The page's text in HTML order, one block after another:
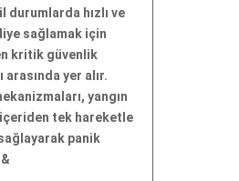
durumlarda hızlı ve
sağlamak için
kritik güvenlik
arasında yer alır.
yangın
içeriden tek hareketle
sağlayarak panik